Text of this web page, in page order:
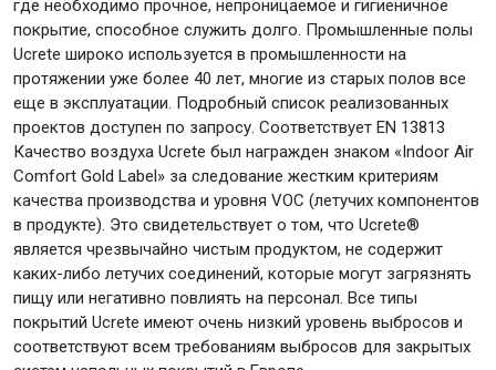
где необходимо прочное, непроницаемое и гигиеничное
покрытие, способное служить долго. Промышленные полы
Ucrete широко используется в промышленности на
протяжении уже более 40 лет, многие из старых полов все
еще в эксплуатации. Подробный список реализованных
проектов доступен по запросу. Соответствует EN 13813
Качество воздуха Ucrete был награжден знаком «Indoor Air
Comfort Gold Label» за следование жестким критериям
качества производства и уровня VOC (летучих компонентов
в продукте). Это свидетельствует о том, что Ucrete®
является чрезвычайно чистым продуктом, не содержит
каких-либо летучих соединений, которые могут загрязнять
пищу или негативно повлиять на персонал. Все типы
покрытий Ucrete имеют очень низкий уровень выбросов и
соответствуют всем требованиям выбросов для закрытых
Всё для дома и сада
Товары для бани и сауны
Оборудование для клининга и уборки